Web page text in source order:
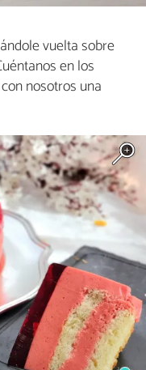
vuelta sobre
en los
nosotros una